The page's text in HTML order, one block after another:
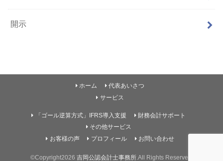
開示
ホーム
代表あいさつ
サービス
「ゴール逆算方式」IFRS導入支援
財務会計サポート
その他サービス
お客様の声
プロフィール お問い合わせ
©Copyright2026 吉岡公認会計士事務所.All Rights Reserved.